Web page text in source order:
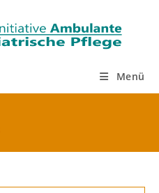
Menü